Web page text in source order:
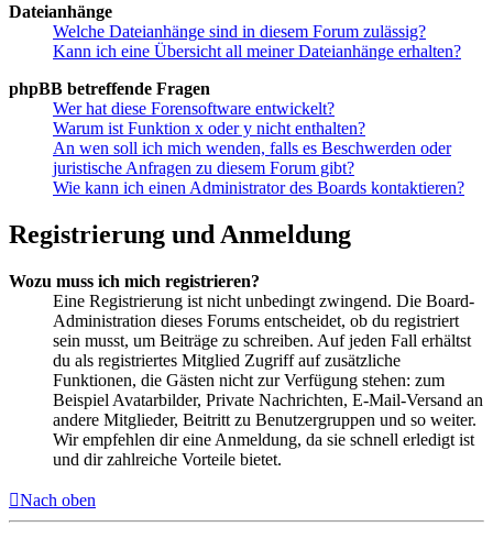
Dateianhänge
Welche Dateianhänge sind in diesem Forum zulässig?
Kann ich eine Übersicht all meiner Dateianhänge erhalten?
phpBB betreffende Fragen
Wer hat diese Forensoftware entwickelt?
Warum ist Funktion x oder y nicht enthalten?
An wen soll ich mich wenden, falls es Beschwerden oder
juristische Anfragen zu diesem Forum gibt?
Wie kann ich einen Administrator des Boards kontaktieren?
Registrierung und Anmeldung
Wozu muss ich mich registrieren?
Eine Registrierung ist nicht unbedingt zwingend. Die Board-
Administration dieses Forums entscheidet, ob du registriert
sein musst, um Beiträge zu schreiben. Auf jeden Fall erhältst
du als registriertes Mitglied Zugriff auf zusätzliche
Funktionen, die Gästen nicht zur Verfügung stehen: zum
Beispiel Avatarbilder, Private Nachrichten, E-Mail-Versand an
andere Mitglieder, Beitritt zu Benutzergruppen und so weiter.
Wir empfehlen dir eine Anmeldung, da sie schnell erledigt ist
und dir zahlreiche Vorteile bietet.
Nach oben